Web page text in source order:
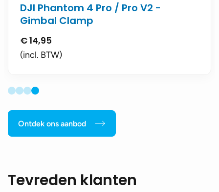
DJI Phantom 4 Pro / Pro V2 -
Gimbal Clamp
€14,95
(incl. BTW)
Ontdek ons aanbod
Tevreden klanten